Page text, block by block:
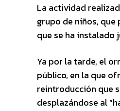
La actividad
grupo de niños,
que se ha instalado
Ya por la tarde, el
público, en la que
reintroducción que
desplazándose al